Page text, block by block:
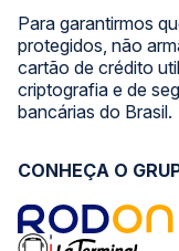
Para garantirmos
protegidos, não
cartão de crédito
criptografia e de
bancárias do Brasil.
CONHEÇA O